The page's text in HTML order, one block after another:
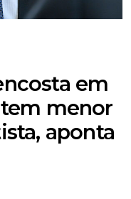
em
tem menor
aponta